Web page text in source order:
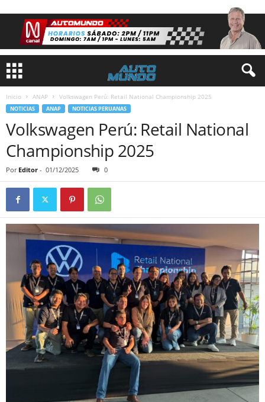
Inicio ANAP Volkswagen Perú: Retail National Championship 2025
NOTICIAS ANAP NOTICIAS PERUANAS
Volkswagen Perú: Retail National
Championship 2025
Por Editor - 01/12/2025 0